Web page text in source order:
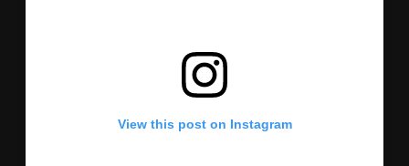
View this post on Instagram